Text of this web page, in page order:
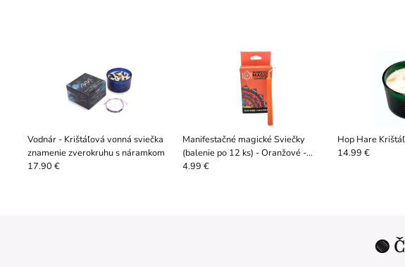
Vodnár - Krištáľová vonná sviečka
znamenie zverokruhu s náramkom
17.90 €
Manifestačné magické Sviečky
(balenie po 12 ks) - Oranžové -
Sakrálna Čakra / Kreativita
4.99 €
Hop Hare
14.99 €
🟢